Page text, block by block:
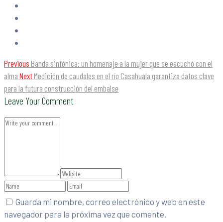
Previous Banda sinfónica: un homenaje a la mujer que se escuchó con el
alma Next Medición de caudales en el río Casahuala garantiza datos clave
para la futura construcción del embalse
Leave Your Comment
Guarda mi nombre, correo electrónico y web en este
navegador para la próxima vez que comente.